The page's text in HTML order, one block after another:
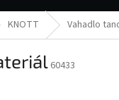
KNOTT Vahadlo
60433